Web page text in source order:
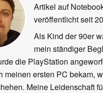
Artikel auf
veröffentlichtseit
Als Kind der 90er
mein ständiger
die PlayStation
meinen ersten PC bekam,
Meine Leidenschaft